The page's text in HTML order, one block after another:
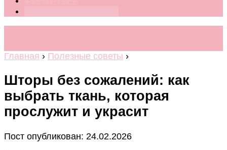
Главная › Полезные советы ›
Шторы без сожалений: как
выбрать ткань, которая
прослужит и украсит
Пост опубликован: 24.02.2026